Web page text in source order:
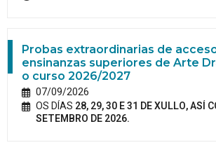
Probas extraordinarias de
ensinanzas superiores de Arte
o curso 2026/2027
07/09/2026
OS DÍAS 28, 29, 30 E 31 DE XULLO, ASÍ
SETEMBRO DE 2026.